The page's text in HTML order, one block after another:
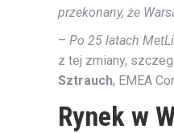
przekonany, że
– Po 25 latach
z tej zmiany,
Sztrauch, EMEA
Rynek w